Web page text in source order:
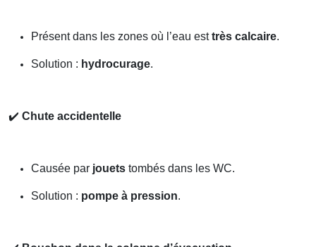
Présent dans les zones où l’eau esttrès calcaire.
Solution : hydrocurage.
✔️ Chute accidentelle
Causée par jouets tombés dans les WC.
Solution : pompe à pression.